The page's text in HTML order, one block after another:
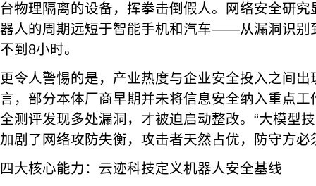
台物理隔离的设备，挥拳击倒假人。网络安全研
器人的周期远短于智能手机和汽车——从漏洞识别
不到8小时。
更令人警惕的是，产业热度与企业安全投入之间
言，部分本体厂商早期并未将信息安全纳入重点
全测评发现多处漏洞，才被迫启动整改。“大模型
加剧了网络攻防失衡，攻击者天然占优，防守方必
四大核心能力：云迹科技定义机器人安全基线